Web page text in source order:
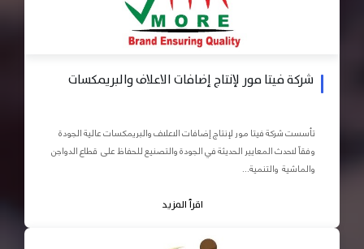
شركة فيتا مور لإنتاج إضافات الاعلاف والبريمكسات
تأسست شركة فيتا مور لإنتاج إضافات الاعلاف والبريمكسات عالية الجودة
وفقاً لاحدث المعايير الحديثة في الجودة والتصنيع للحفاظ على قطاع الدواجن
والماشية والتنمية...
اقرأ المزيد